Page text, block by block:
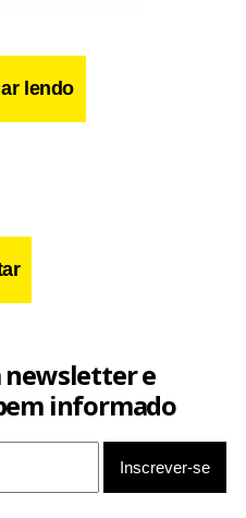
Telegram
Share
lendo
newsletter e
informado